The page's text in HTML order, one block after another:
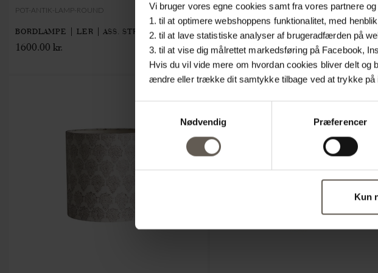
Vi bruger vores egne cookies samt fra vores partnere
1. til at optimere webshoppens funktionalitet, med
2. til at lave statistiske analyser af brugeradfærden på
3. til at vise dig målrettet markedsføring på Facebook,
Hvis du vil vide mere om hvordan cookies bliver delt og
ændre eller trække dit samtykke tilbage ved at trykke på
Nødvendig
Præferencer
Kun
POT-ANTIK-LAMP-ROUND
BORDLAMPE | LER | ASS. STR.
1600.00 kr.
ZARISHADE-S-SAGE
LAMPSKÆRM | HØR | Ø 25 X H 25 CM
559.20 kr.
NYHED